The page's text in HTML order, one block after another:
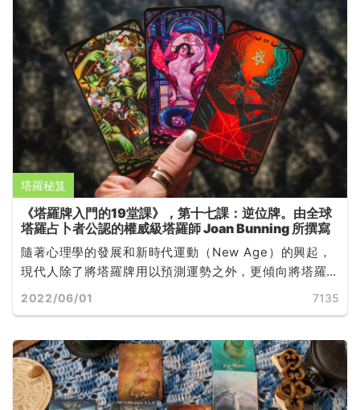
塔羅秘笈
《塔羅牌入門的19堂課》，第十七課：逆位牌。由全球
塔羅占卜者公認的權威級塔羅師 Joan Bunning 所撰寫
隨著心理學的發展和新時代運動（New Age）的興起，
現代人除了將塔羅牌用以預測運勢之外，更傾向將塔羅
牌作為自我探索和心靈發展的工具，世界各地有許多心
2022/06/01 7135